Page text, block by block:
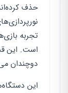
حذف
تجربه
است. این
دوچندان
این